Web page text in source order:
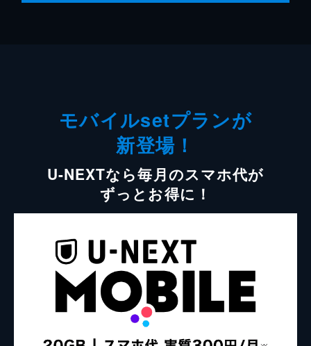
モバイルsetプランが
新登場！
U-NEXTなら毎月のスマホ代が
ずっとお得に！